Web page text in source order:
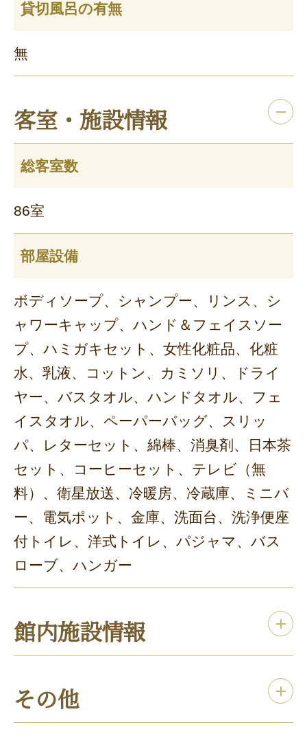
貸切風呂の有無
無
客室・施設情報
総客室数
86室
部屋設備
ボディソープ、シャンプー、リンス、シ
ャワーキャップ、ハンド＆フェイスソー
プ、ハミガキセット、女性化粧品、化粧
水、乳液、コットン、カミソリ、ドライ
ヤー、バスタオル、ハンドタオル、フェ
イスタオル、ペーパーバッグ、スリッ
パ、レターセット、綿棒、消臭剤、日本茶
セット、コーヒーセット、テレビ（無
料）、衛星放送、冷暖房、冷蔵庫、ミニバ
ー、電気ポット、金庫、洗面台、洗浄便座
付トイレ、洋式トイレ、パジャマ、バス
ローブ、ハンガー
館内施設情報
その他